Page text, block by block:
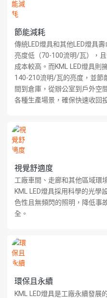
節能減耗
傳統LED燈具和其他LED燈具
亮度低（70-100流明/瓦），
成本較高。而KML LED燈具則
140-210流明/瓦的亮度，並節
間到倉庫，從辦公室到戶外空
各種生產場景，確保快速收回
視覺舒適度
工廠車間、走廊和其他區域環
KML LED燈具採用科學的光學
色性且無頻閃的照明，降低事
全。
環保且永續
KML LED燈具是工廠永續發展